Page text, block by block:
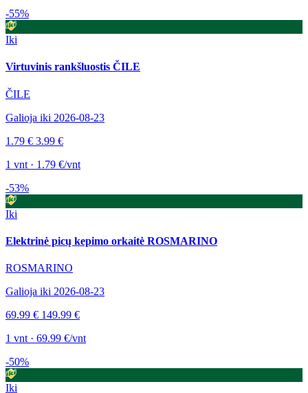
-55%
Iki
Virtuvinis rankšluostis ČILE
ČILE
Galioja iki 2026-08-23
1.79 € 3.99 €
1 vnt · 1.79 €/vnt
-53%
Iki
Elektrinė picų kepimo orkaitė ROSMARINO
ROSMARINO
Galioja iki 2026-08-23
69.99 € 149.99 €
1 vnt · 69.99 €/vnt
-50%
Iki